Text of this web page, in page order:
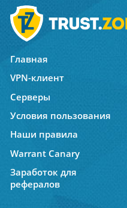
Главная
VPN-клиент
Серверы
Условия пользования
Наши правила
Warrant Canary
Заработок для
рефералов